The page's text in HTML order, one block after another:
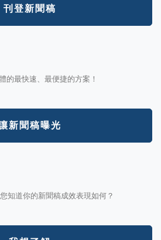
刊登新聞稿
的最快速、最便捷的方案！
新聞稿曝光
知道你的新聞稿成效表現如何？